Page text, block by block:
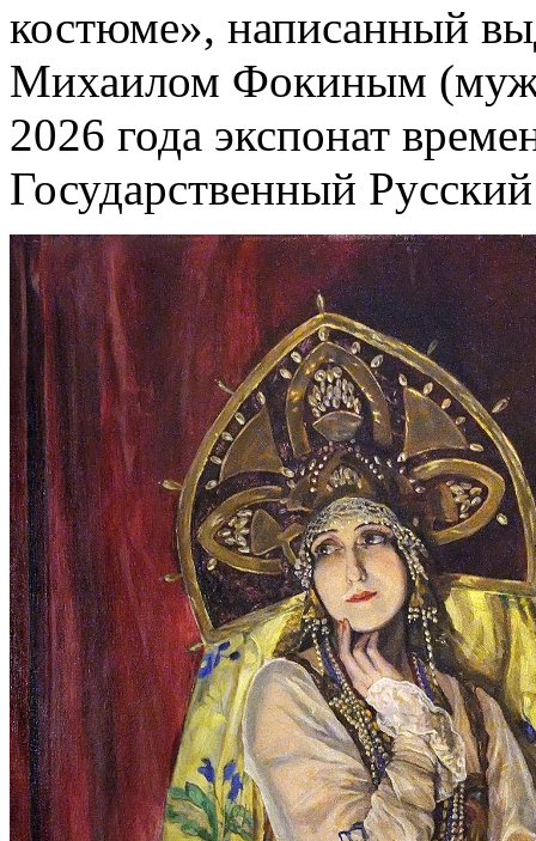
костюме», написанный
Михаилом Фокиным
2026 года экспонат
Государственный